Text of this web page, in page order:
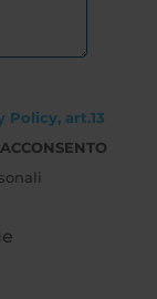
Policy, art.13
ACCONSENTO